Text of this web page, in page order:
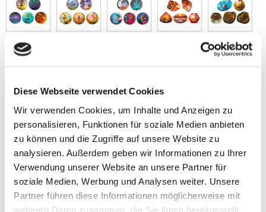
Diese Webseite verwendet Cookies
Wir verwenden Cookies, um Inhalte und Anzeigen zu
personalisieren, Funktionen für soziale Medien anbieten
zu können und die Zugriffe auf unsere Website zu
analysieren. Außerdem geben wir Informationen zu Ihrer
Verwendung unserer Website an unsere Partner für
soziale Medien, Werbung und Analysen weiter. Unsere
Partner führen diese Informationen möglicherweise mit
weiteren Daten zusammen, die Sie ihnen bereitgestellt